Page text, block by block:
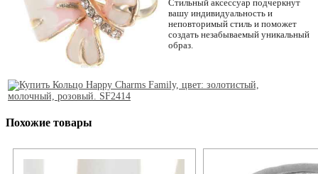
Стильный аксессуар подчеркнут
вашу индивидуальность и
неповторимый стиль и поможет
создать незабываемый уникальный
образ.
Похожие товары